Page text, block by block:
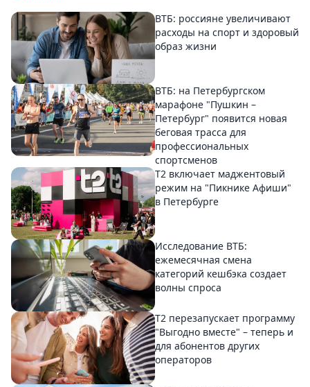
ВТБ: россияне увеличивают
расходы на спорт и здоровый
образ жизни
ВТБ: на Петербургском
марафоне "Пушкин –
Петербург" появится новая
беговая трасса для
профессиональных
спортсменов
Т2 включает маджентовый
режим на "Пикнике Афиши"
в Петербурге
Исследование ВТБ:
ежемесячная смена
категорий кешбэка создает
волны спроса
Т2 перезапускает программу
"Выгодно вместе" – теперь и
для абонентов других
операторов